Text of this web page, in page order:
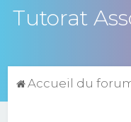
Tutorat
Accueil du